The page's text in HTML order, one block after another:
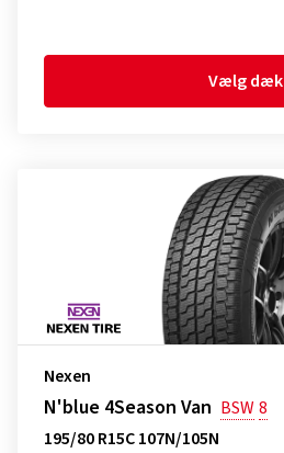
Vælg dæk
Nexen
N'blue 4Season Van BSW8
195/80 R15C 107N/105N